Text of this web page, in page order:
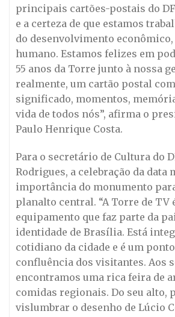
principais cartões-postais do
e a certeza de que estamos
do desenvolvimento
humano. Estamos felizes em
55 anos da Torre junto à nossa
realmente, um cartão postal
significado, momentos,
vida de todos nós”, afirma o
Paulo Henrique Costa.
Para o secretário de Cultura do
Rodrigues, a celebração da data
importância do monumento
planalto central. “A Torre de TV
equipamento que faz parte da
identidade de Brasília. Está
cotidiano da cidade e é um
confluência dos visitantes. Aos
encontramos uma rica feira de
comidas regionais. Do seu alto,
vislumbrar o desenho de Lúcio